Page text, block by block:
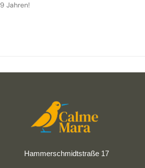
9 Jahren!
Hammerschmidtstraße 17